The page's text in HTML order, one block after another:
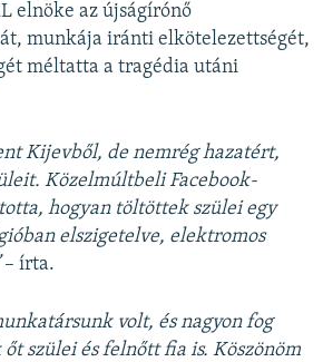
elnöke az újságírónő
munkája iránti elkötelezettségét,
méltatta a tragédia utáni
Kijevből, de nemrég hazatért,
Közelmúltbeli Facebook-
hogyan töltöttek szülei egy
elszigetelve, elektromos
– írta.
volt, és nagyon fog
szülei és felnőtt fia is. Köszönöm